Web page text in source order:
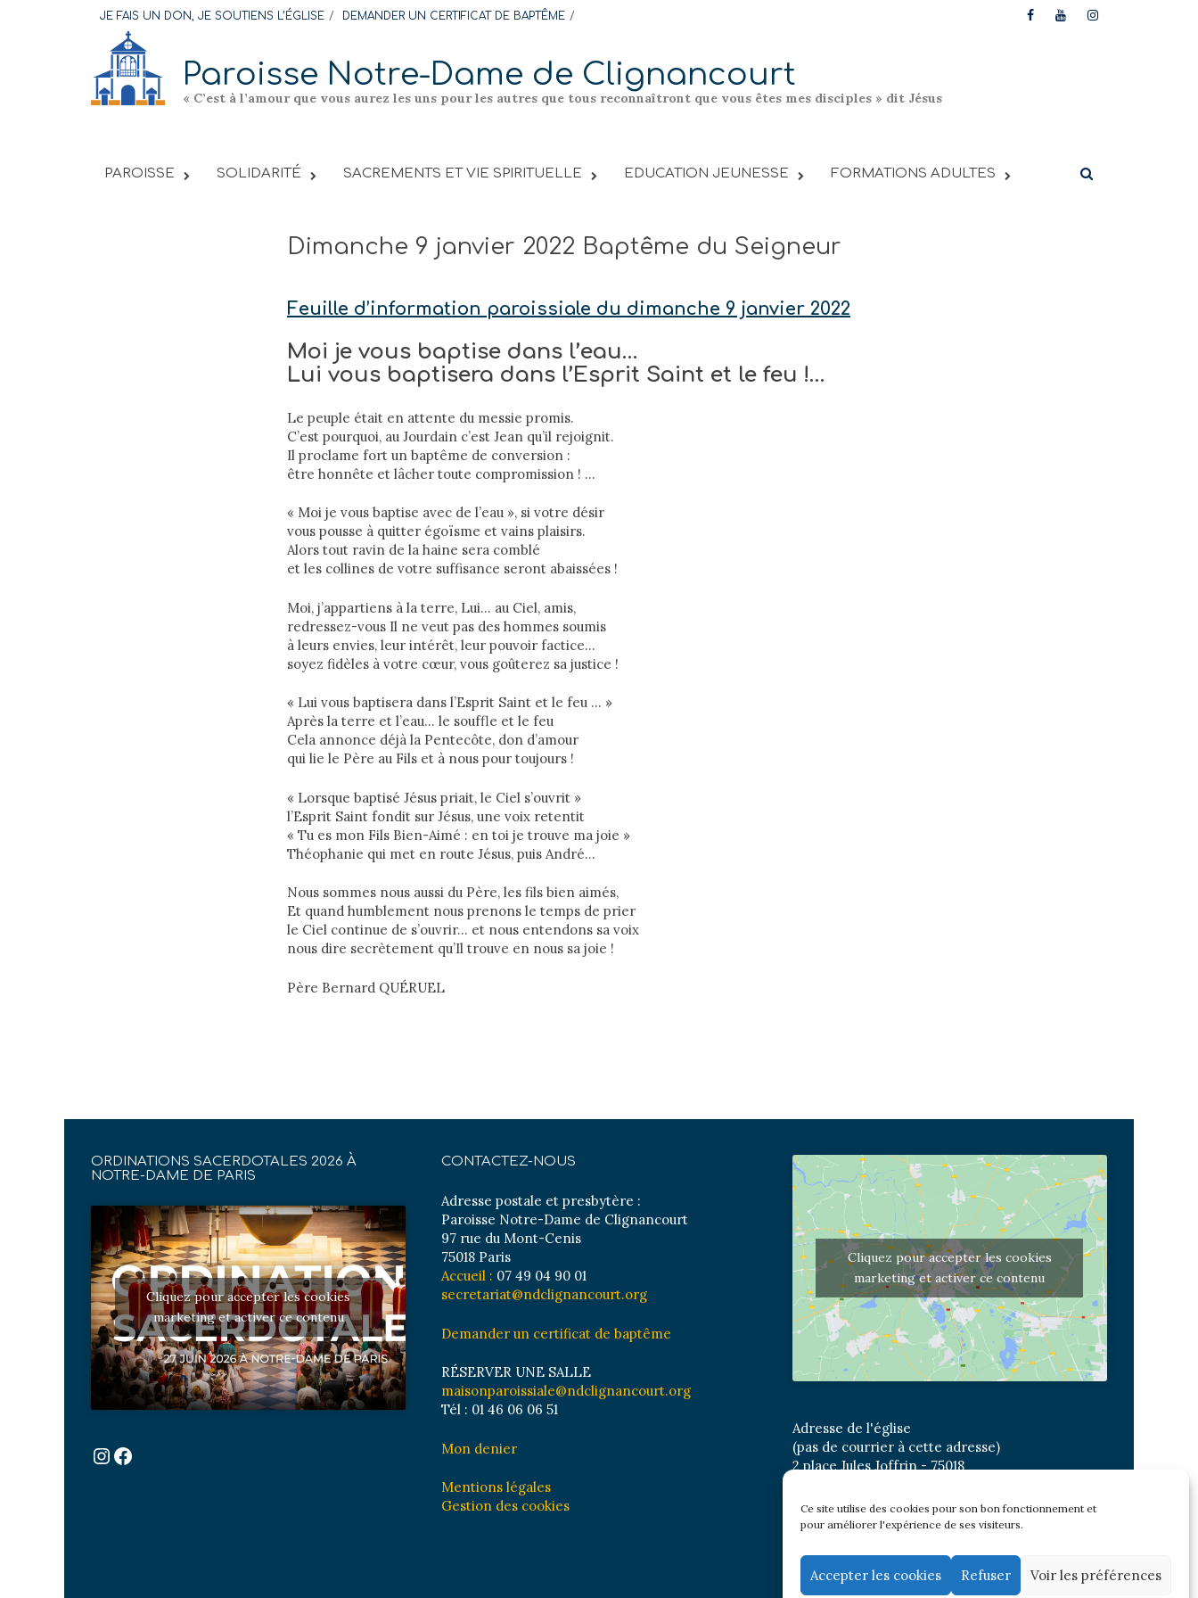
Ce site utilise des cookies pour son bon fonctionnement et
pour améliorer l'expérience de ses visiteurs.
Accepter les cookies Refuser Voir les préférences
content
JE FAIS UN DON, JE SOUTIENS L’ÉGLISE DEMANDER UN CERTIFICAT DE BAPTÊME
Paroisse Notre-Dame de Clignancourt
« C’est à l’amour que vous aurez les uns pour les autres que tous reconnaîtront que vous êtes mes disciples » dit Jésus
PAROISSE SOLIDARITÉ SACREMENTS ET VIE SPIRITUELLE EDUCATION JEUNESSE FORMATIONS ADULTES
Dimanche 9 janvier 2022 Baptême du Seigneur
Feuille d’information paroissiale du dimanche 9 janvier 2022
Moi je vous baptise dans l’eau…
Lui vous baptisera dans l’Esprit Saint et le feu !…
Le peuple était en attente du messie promis.
C’est pourquoi, au Jourdain c’est Jean qu’il rejoignit.
Il proclame fort un baptême de conversion :
être honnête et lâcher toute compromission ! …
« Moi je vous baptise avec de l’eau », si votre désir
vous pousse à quitter égoïsme et vains plaisirs.
Alors tout ravin de la haine sera comblé
et les collines de votre suffisance seront abaissées !
Moi, j’appartiens à la terre, Lui… au Ciel, amis,
redressez-vous Il ne veut pas des hommes soumis
à leurs envies, leur intérêt, leur pouvoir factice…
soyez fidèles à votre cœur, vous goûterez sa justice !
« Lui vous baptisera dans l’Esprit Saint et le feu … »
Après la terre et l’eau… le souffle et le feu
Cela annonce déjà la Pentecôte, don d’amour
qui lie le Père au Fils et à nous pour toujours !
« Lorsque baptisé Jésus priait, le Ciel s’ouvrit »
l’Esprit Saint fondit sur Jésus, une voix retentit
« Tu es mon Fils Bien-Aimé : en toi je trouve ma joie »
Théophanie qui met en route Jésus, puis André…
Nous sommes nous aussi du Père, les fils bien aimés,
Et quand humblement nous prenons le temps de prier
le Ciel continue de s’ouvrir… et nous entendons sa voix
nous dire secrètement qu’Il trouve en nous sa joie !
Père Bernard QUÉRUEL
ORDINATIONS SACERDOTALES 2026 À
NOTRE-DAME DE PARIS
Cliquez pour accepter les cookies
marketing et activer ce contenu
Instagram
Facebook
CONTACTEZ-NOUS
Adresse postale et presbytère :
Paroisse Notre-Dame de Clignancourt
97 rue du Mont-Cenis
75018 Paris
Accueil : 07 49 04 90 01
secretariat@ndclignancourt.org
Demander un certificat de baptême
RÉSERVER UNE SALLE
maisonparoissiale@ndclignancourt.org
Tél : 01 46 06 06 51
Mon denier
Mentions légales
Gestion des cookies
Cliquez pour accepter les cookies
marketing et activer ce contenu
Adresse de l'église
(pas de courrier à cette adresse)
2 place Jules Joffrin - 75018
Bus : Mairie du XVIII
Newsletter